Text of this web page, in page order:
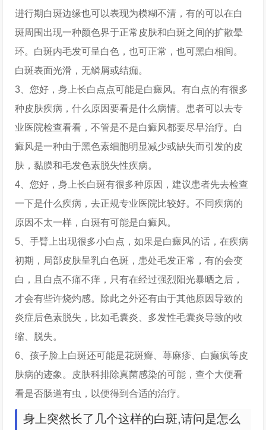
进行期白斑边缘也可以表现为模糊不清，有的可以在白
斑周围出现一种颜色界于正常皮肤和白斑之间的扩散晕
环。白斑内毛发可呈白色，也可正常，也可黑白相间。
白斑表面光滑，无鳞屑或结痂。
3、您好，身上长白点点可能是白癜风。有白点的有很多
种皮肤疾病，什么原因要看是什么病情。患者可以去专
业医院检查看看，不管是不是白癜风都要尽早治疗。白
癜风是一种由于黑色素细胞明显减少或缺失而引发的皮
肤，黏膜和毛发色素脱失性疾病。
4、您好，身上长白斑有很多种原因，建议患者先去检查
一下是什么疾病，去正规专业医院比较好。不同疾病的
原因不太一样，白斑有可能是白癜风。
5、手臂上出现很多小白点，如果是白癜风的话，在疾病
初期，局部皮肤呈乳白色斑，患处毛发正常，有的会变
白，且白点不痛不痒，只有在经过强烈阳光暴晒之后，
才会有些许烧灼感。除此之外还有由于其他原因导致的
炎症后色素脱失，比如毛囊炎、多发性毛囊炎导致的收
缩、脱失。
6、孩子脸上白斑还可能是花斑癣、荨麻疹、白癫疯等皮
肤病的迹象。皮肤科排除真菌感染的可能，查个大便看
看是否肠道有虫，以便得到合适的治疗。
身上突然长了几个这样的白斑,请问是怎么